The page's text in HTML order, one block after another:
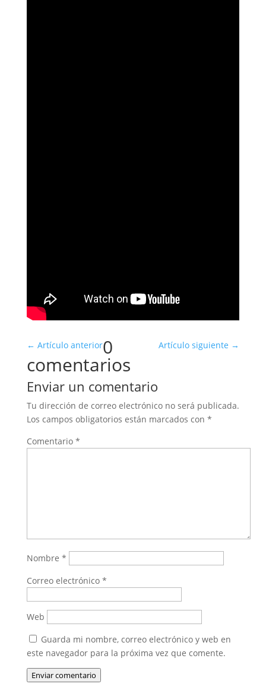
← Artículo anterior Artículo siguiente →
0
comentarios
Enviar un comentario
Tu dirección de correo electrónico no será publicada.
Los campos obligatorios están marcados con *
Comentario *
Nombre *
Correo electrónico *
Web
Guarda mi nombre, correo electrónico y web en
este navegador para la próxima vez que comente.
Enviar comentario